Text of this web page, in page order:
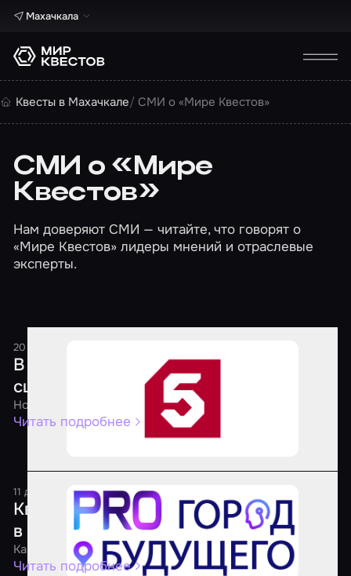
Махачкала
Квесты в Махачкале СМИ о «Мире Квестов»
СМИ о «Мире
Квестов»
Нам доверяют СМИ — читайте, что говорят о
«Мире Квестов» лидеры мнений и отраслевые
эксперты.
20 февраля 2026
В российских квестах хотят запретить
сцены пыток и опасные моменты
Новые правила для квест-индустрии
Читать подробнее
11 декабря 20251 минута
Квесты по сериалу «Метод» открылись
в трех городах России
Как квесты переносят зрителей в эпицентр событий
Читать подробнее